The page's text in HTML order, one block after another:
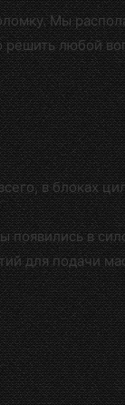
Мы
решить любой
в блоках
в
для подачи